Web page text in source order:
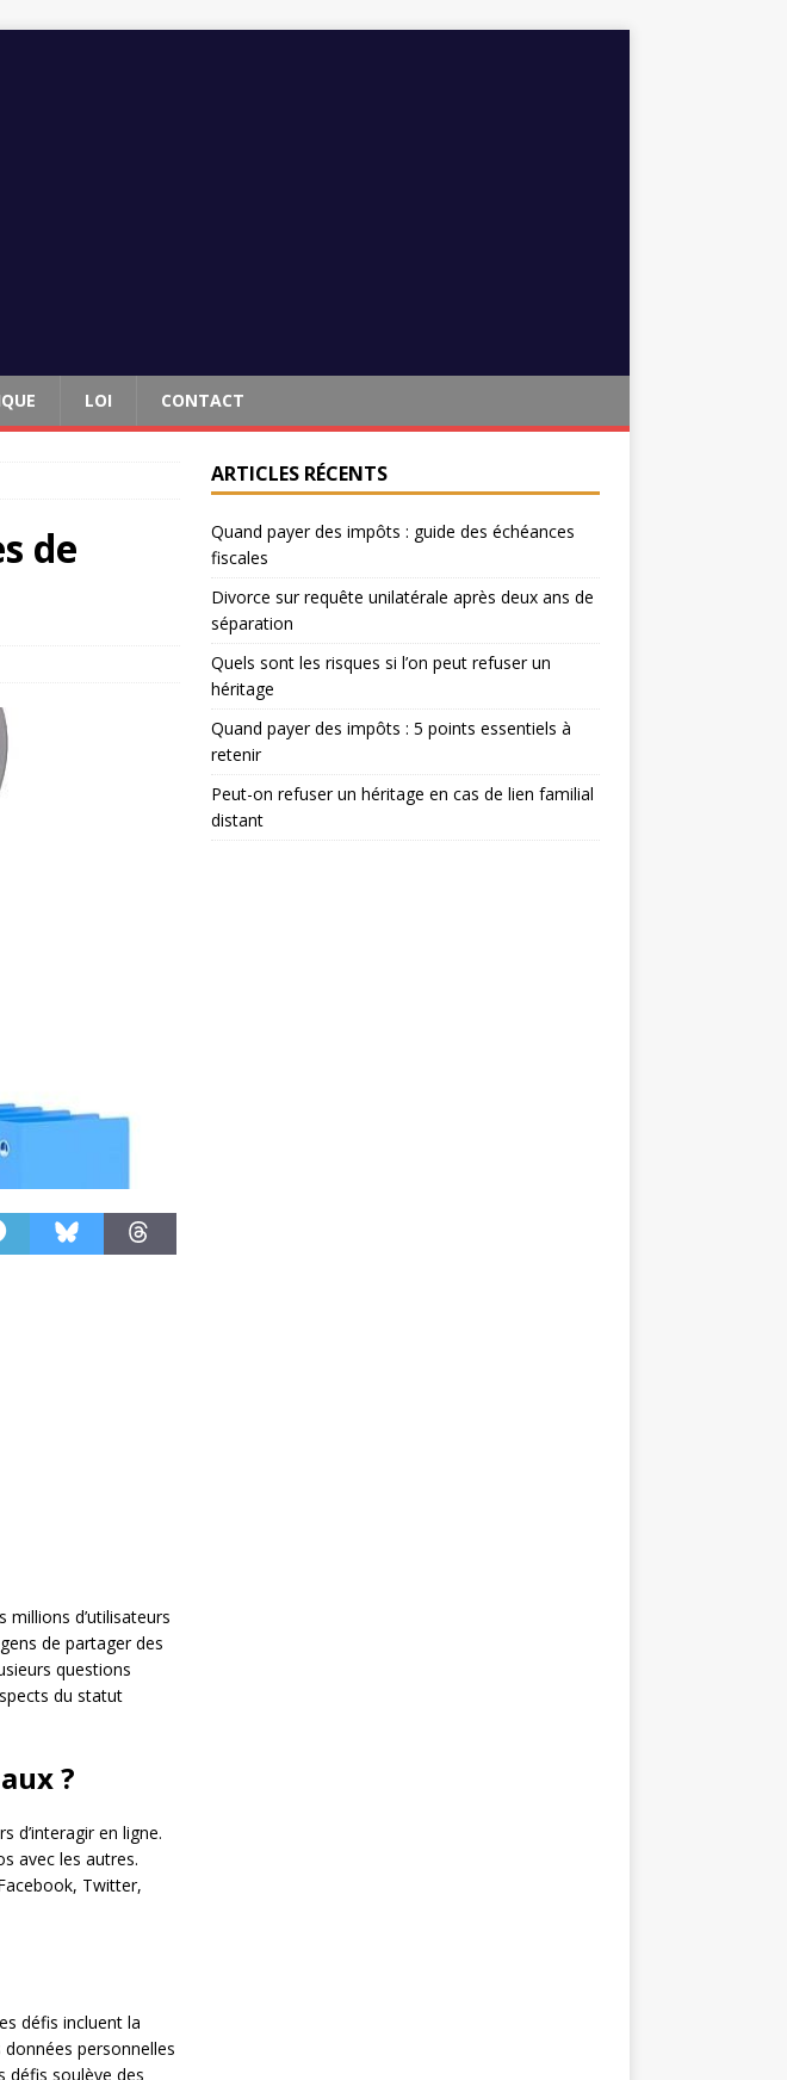
LOI CONTACT
de
d’utilisateurs
de partager des
questions
du statut
?
d’interagir en ligne.
avec les autres.
Twitter,
défis incluent la
personnelles
défis soulève des
ARTICLES RÉCENTS
Quand payer des impôts : guide des échéances
fiscales
Divorce sur requête unilatérale après deux ans de
séparation
Quels sont les risques si l’on peut refuser un
héritage
Quand payer des impôts : 5 points essentiels à
retenir
Peut-on refuser un héritage en cas de lien familial
distant